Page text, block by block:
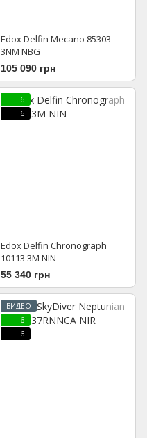
Edox Delfin Mecano 85303
3NM NBG
105 090 грн
6
6
Edox Delfin Chronograph
10113 3M NIN
55 340 грн
ВИДЕО
6
6